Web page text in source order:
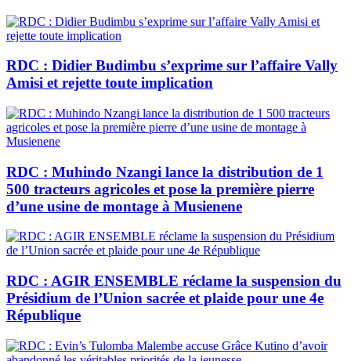
RDC : Didier Budimbu s’exprime sur l’affaire Vally
Amisi et rejette toute implication
RDC : Muhindo Nzangi lance la distribution de 1
500 tracteurs agricoles et pose la première pierre
d’une usine de montage à Musienene
RDC : AGIR ENSEMBLE réclame la suspension du
Présidium de l’Union sacrée et plaide pour une 4e
République